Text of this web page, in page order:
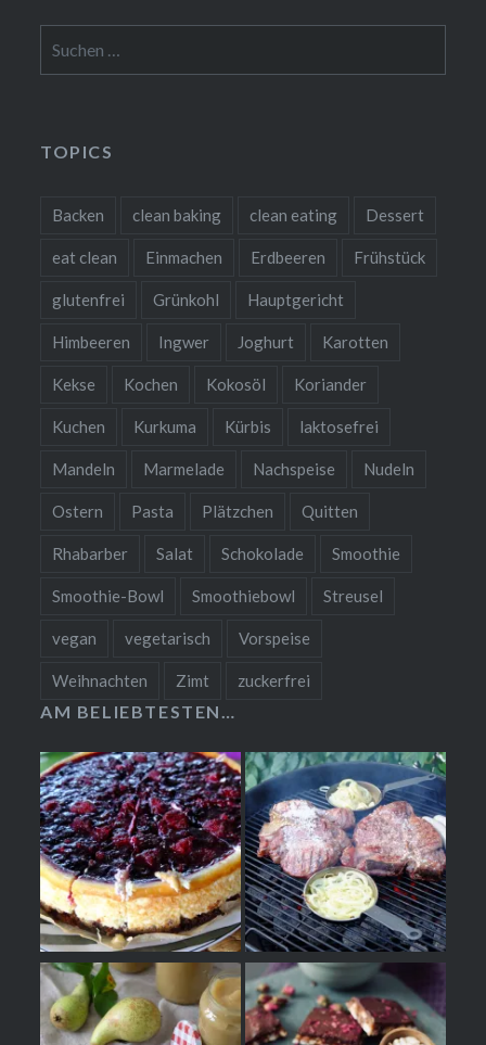
nach:
TOPICS
Backen clean baking clean eating Dessert
eat clean Einmachen Erdbeeren Frühstück
glutenfrei Grünkohl Hauptgericht
Himbeeren Ingwer Joghurt Karotten
Kekse Kochen Kokosöl Koriander
Kuchen Kurkuma Kürbis laktosefrei
Mandeln Marmelade Nachspeise Nudeln
Ostern Pasta Plätzchen Quitten
Rhabarber Salat Schokolade Smoothie
Smoothie-Bowl Smoothiebowl Streusel
vegan vegetarisch Vorspeise
Weihnachten Zimt zuckerfrei
AM BELIEBTESTEN…